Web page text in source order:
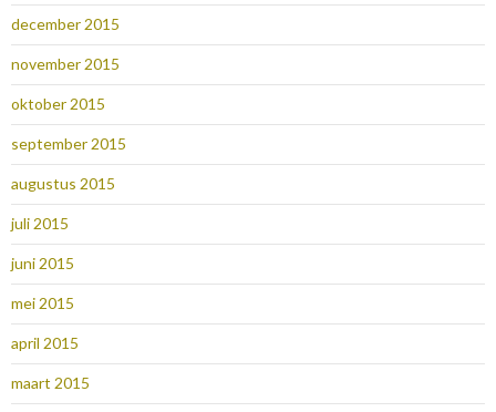
december 2015
november 2015
oktober 2015
september 2015
augustus 2015
juli 2015
juni 2015
mei 2015
april 2015
maart 2015